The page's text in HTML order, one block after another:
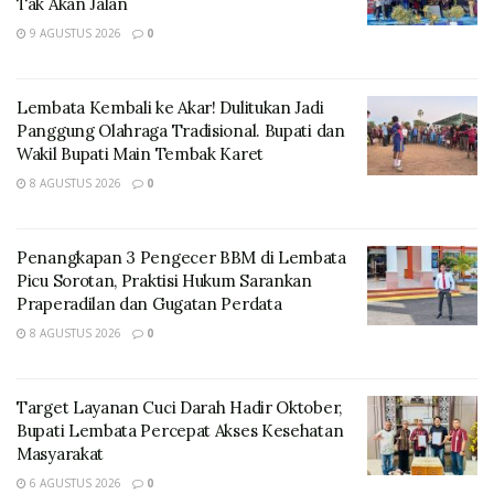
masyarakat dan masyarakat desa.
Kepala Desa Tagawiti, Kornelis K. B. Making,
dalam menjaga stabilitas ekonomi Desa.
“Koperasi Desa Merah Putih adalah salah satu pilar
ekonomi warga kita dan saat ini mereka membutuhkan
9 AGUSTUS 2026 0
Lembata Kembali ke Akar! Dulitukan Jadi
Panggung Olahraga Tradisional. Bupati dan
Wakil Bupati Main Tembak Karet
8 AGUSTUS 2026 0
Penangkapan 3 Pengecer BBM di Lembata
Picu Sorotan, Praktisi Hukum Sarankan
Praperadilan dan Gugatan Perdata
8 AGUSTUS 2026 0
Target Layanan Cuci Darah Hadir Oktober,
Bupati Lembata Percepat Akses Kesehatan
Masyarakat
6 AGUSTUS 2026 0